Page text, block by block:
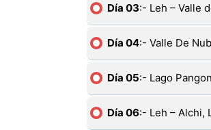
Día 03:- Leh – Valle
Día 04:- Valle De
Día 05:- Lago
Día 06:- Leh – Alchi,